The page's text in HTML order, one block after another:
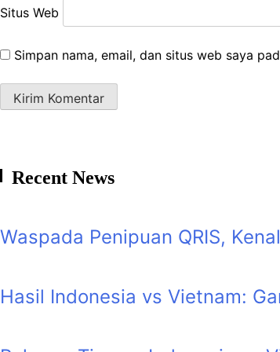
Situs Web
Simpan nama, email, dan situs web saya
Recent News
Waspada Penipuan QRIS,
Hasil Indonesia vs Vietnam: